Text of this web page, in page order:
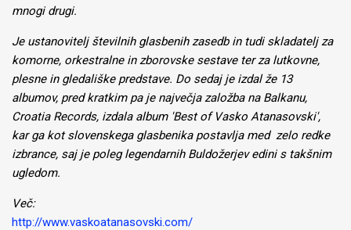
mnogi drugi.
Je ustanovitelj številnih glasbenih zasedb in tudi skladatelj za
komorne, orkestralne in zborovske sestave ter za lutkovne,
plesne in gledališke predstave. Do sedaj je izdal že 13
albumov, pred kratkim pa je največja založba na Balkanu,
Croatia Records, izdala album 'Best of Vasko Atanasovski',
kar ga kot slovenskega glasbenika postavlja med zelo redke
izbrance, saj je poleg legendarnih Buldožerjev edini s takšnim
ugledom.
Več:
http://www.vaskoatanasovski.com/